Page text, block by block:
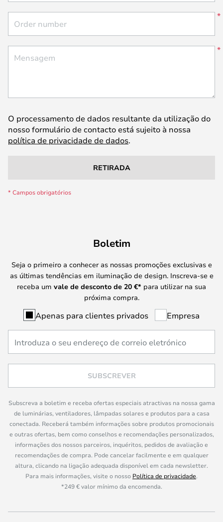
Order number
Mensagem
O processamento de dados resultante da utilização do
nosso formulário de contacto está sujeito à nossa
política de privacidade de dados.
RETIRADA
Boletim
Seja o primeiro a conhecer as nossas promoções exclusivas e
as últimas tendências em iluminação de design. Inscreva-se e
receba um vale de desconto de 20 €* para utilizar na sua
próxima compra.
Apenas para clientes privados Empresa
SUBSCREVER
Subscreva a boletim e receba ofertas especiais atractivas na nossa gama
de luminárias, ventiladores, lâmpadas solares e produtos para a casa
conectada. Receberá também informações sobre produtos promocionais
e outras ofertas, bem como conselhos e recomendações personalizados,
informações dos nossos parceiros, inquéritos, pedidos de avaliação e
recomendações de compra. Pode cancelar facilmente e em qualquer
altura, clicando na ligação adequada disponível em cada newsletter.
Para mais informações, visite o nosso Política de privacidade.
*249 € valor mínimo da encomenda.